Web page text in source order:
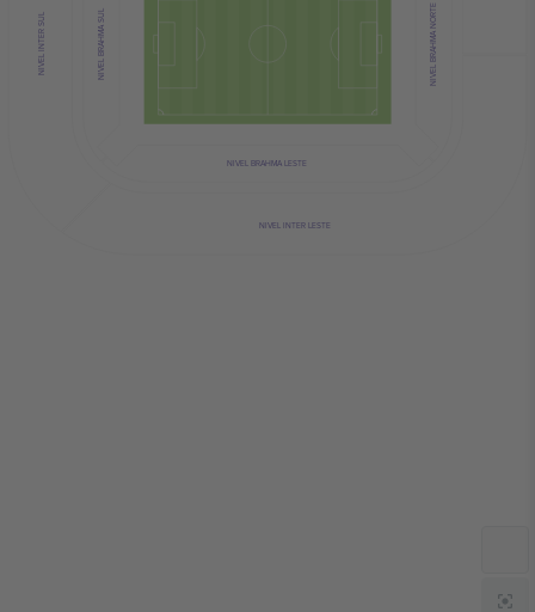
NIVEL BRAHMA NORTE
NIVEL BRAHMA LESTE
NIVEL BRAHMA SUL
NIVEL INTER LESTE
NIVEL INTER SUL